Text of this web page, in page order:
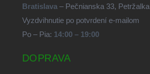
Bratislava – Pečnianska 33, Petržalka
Vyzdvihnutie po potvrdení e-mailom
Po – Pia: 14:00 – 19:00
DOPRAVA